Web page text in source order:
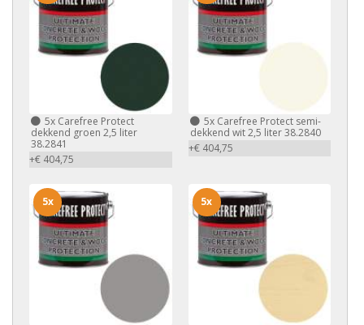
5x Carefree Protect
dekkend groen 2,5 liter
38.2841
+€ 404,75
5xCarefree Protect semi-
dekkend wit 2,5 liter 38.2840
+€ 404,75
5x 5x